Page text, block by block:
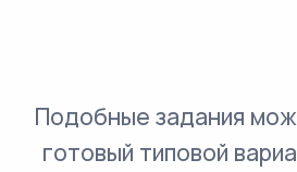
Подобные задания
готовый типовой